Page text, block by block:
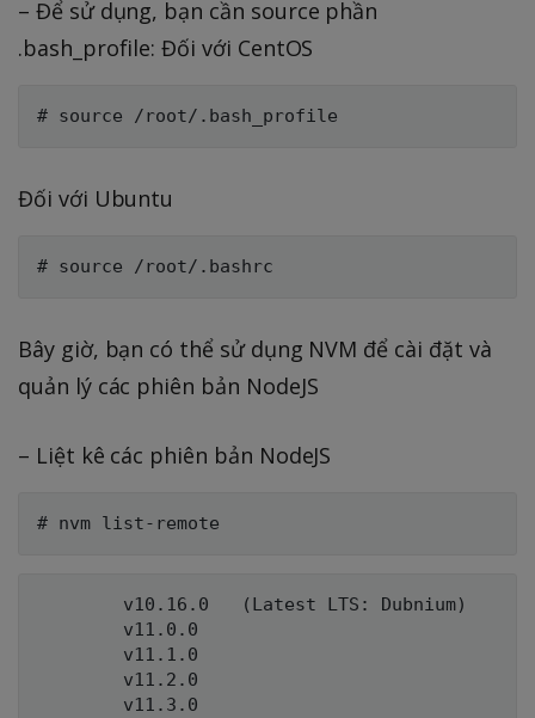
– Để sử dụng, bạn cần source phần
.bash_profile: Đối với CentOS
Đối với Ubuntu
Bây giờ, bạn có thể sử dụng NVM để cài đặt và
quản lý các phiên bản NodeJS
– Liệt kê các phiên bản NodeJS
        v10.16.0   (Latest LTS: Dubnium)
        v11.0.0
        v11.1.0
        v11.2.0
        v11.3.0